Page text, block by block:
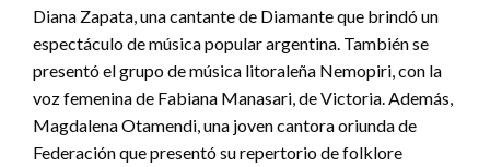
Diana Zapata, una cantante de Diamante que brindó un
espectáculo de música popular argentina. También se
presentó el grupo de música litoraleña Nemopiri, con la
voz femenina de Fabiana Manasari, de Victoria. Además,
Magdalena Otamendi, una joven cantora oriunda de
Federación que presentó su repertorio de folklore